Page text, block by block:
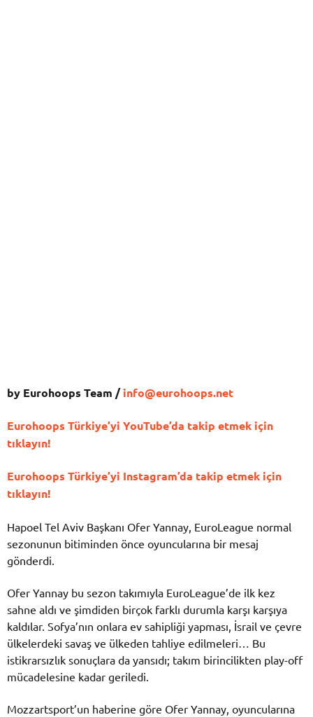
by Eurohoops Team /info@eurohoops.net
Eurohoops Türkiye’yi YouTube’da takip etmek için
tıklayın!
Eurohoops Türkiye’yi Instagram’da takip etmek için
tıklayın!
Hapoel Tel Aviv Başkanı Ofer Yannay, EuroLeague normal
sezonunun bitiminden önce oyuncularına bir mesaj
gönderdi.
Ofer Yannay bu sezon takımıyla EuroLeague’de ilk kez
sahne aldı ve şimdiden birçok farklı durumla karşı karşıya
kaldılar. Sofya’nın onlara ev sahipliği yapması, İsrail ve çevre
ülkelerdeki savaş ve ülkeden tahliye edilmeleri… Bu
istikrarsızlık sonuçlara da yansıdı; takım birincilikten play-off
mücadelesine kadar geriledi.
Mozzartsport’un haberine göre Ofer Yannay, oyuncularına